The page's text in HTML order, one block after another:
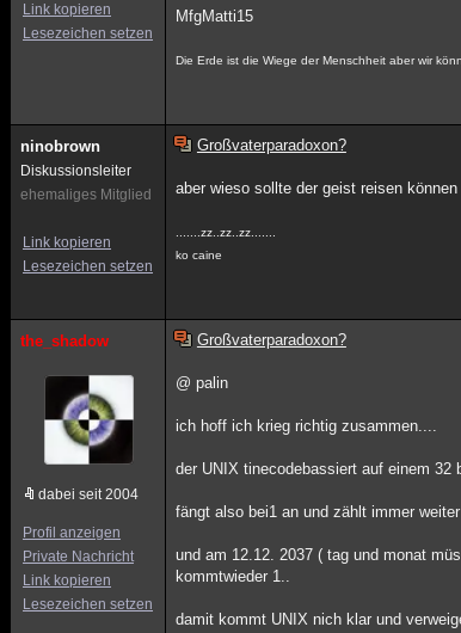
Link kopieren
Lesezeichen setzen
MfgMatti15
Die Erde ist die Wiege der Menschheit aber wir
ninobrown
Diskussionsleiter
ehemaliges Mitglied
Link kopieren
Lesezeichen setzen
Großvaterparadoxon?
aber wieso sollte der geist reisen
.......zz..zz..zz.......
ko caine
the_shadow
dabei seit 2004
Profil anzeigen
Private Nachricht
Link kopieren
Lesezeichen setzen
Großvaterparadoxon?
@ palin
ich hoff ich krieg richtig zusammen....
der UNIX tinecodebassiert auf einem
fängt also bei1 an und zählt immer weiter
und am 12.12. 2037 ( tag und monat
kommtwieder 1..
damit kommt UNIX nich klar und